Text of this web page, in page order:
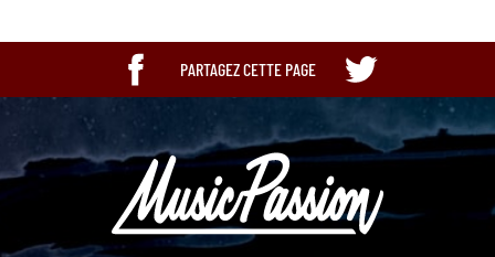
PARTAGEZ CETTE PAGE